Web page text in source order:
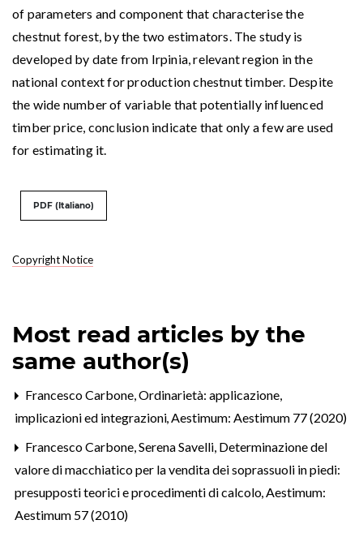
Copyright Notice
of parameters and component that characterise the
chestnut forest, by the two estimators. The study is
developed by date from Irpinia, relevant region in the
national context for production chestnut timber. Despite
the wide number of variable that potentially influenced
timber price, conclusion indicate that only a few are used
for estimating it.
PDF (Italiano)
Most read articles by the
same author(s)
Francesco Carbone,Ordinarietà: applicazione,
implicazioni ed integrazioni,Aestimum: Aestimum 77 (2020)
Francesco Carbone, Serena Savelli, Determinazione del
valore di macchiatico per la vendita dei soprassuoli in piedi:
presupposti teorici e procedimenti di calcolo,Aestimum:
Aestimum 57 (2010)